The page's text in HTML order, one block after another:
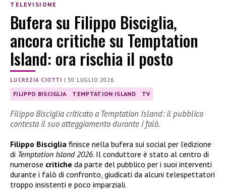
TELEVISIONE
Bufera su Filippo Bisciglia,
ancora critiche su Temptation
Island: ora rischia il posto
LUCREZIA CIOTTI |30 LUGLIO 2026
FILIPPO BISCIGLIA TEMPTATION ISLAND TV
Filippo Bisciglia criticato a Temptation Island: il pubblico
contesta il suo atteggiamento durante i falò.
Filippo Bisciglia finisce nella bufera sui social per l’edizione
di Temptation Island 2026. Il conduttore è stato al centro di
numerose critiche da parte del pubblico per i suoi interventi
durante i falò di confronto, giudicati da alcuni telespettatori
troppo insistenti e poco imparziali.